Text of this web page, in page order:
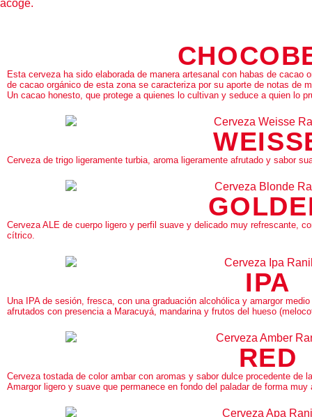
acoge.
Esta cerveza ha sido elaborada de manera artesanal con habas de cacao
de cacao orgánico de esta zona se caracteriza por su aporte de notas de
Un cacao honesto, que protege a quienes lo cultivan y seduce a quien lo
Cerveza de trigo ligeramente turbia, aroma ligeramente afrutado y sabor
Cerveza ALE de cuerpo ligero y perfil suave y delicado muy refrescante,
cítrico.
IPA
Una IPA de sesión, fresca, con una graduación alcohólica y amargor
afrutados con presencia a Maracuyá, mandarina y frutos del hueso
RED
Cerveza tostada de color ambar con aromas y sabor dulce procedente de
Amargor ligero y suave que permanece en fondo del paladar de forma muy